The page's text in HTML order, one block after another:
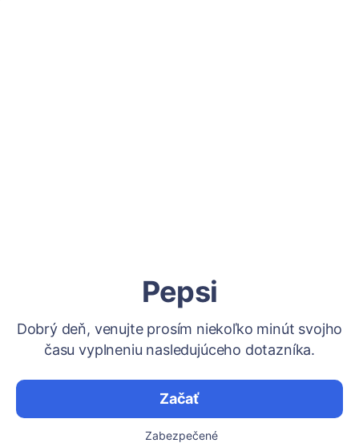
Pepsi
Dobrý deň, venujte prosím niekoľko minút svojho
času vyplneniu nasledujúceho dotazníka.
Začať
Zabezpečené